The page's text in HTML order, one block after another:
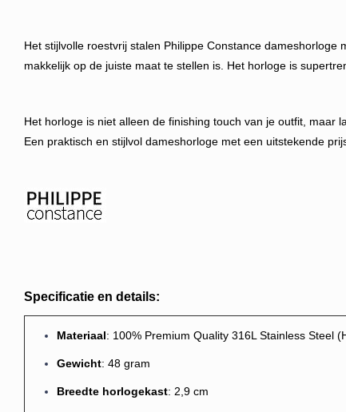
Het stijlvolle roestvrij stalen Philippe Constance
makkelijk op de juiste maat te stellen is. Het horloge is
Het horloge is niet alleen de finishing touch van je outfit,
Een praktisch en stijlvol dameshorloge met een uitstekende
Specificatie en details:
Materiaal: 100% Premium Quality 316L Stainless Steel
Gewicht: 48 gram
Breedte horlogekast: 2,9 cm